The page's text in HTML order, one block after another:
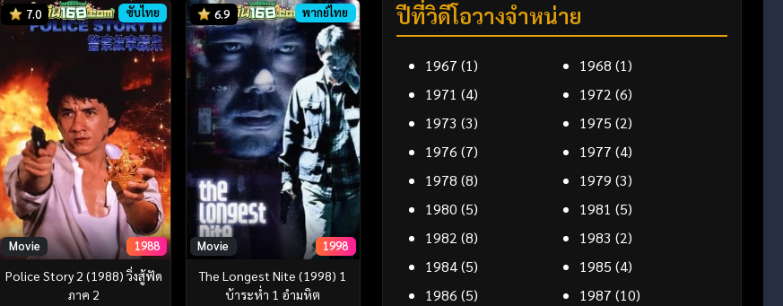
7.0 ซับไทย
Movie 1988
Police Story 2 (1988) วิ่งสู้ฟัด
ภาค 2
6.9 พากย์ไทย
Movie 1998
The Longest Nite (1998) 1
บ้าระห่ำ 1 อำมหิต
ปีที่วิดีโอวางจำหน่าย
1967 (1) 1968 (1)
1971 (4) 1972 (6)
1973 (3) 1975 (2)
1976 (7) 1977 (4)
1978 (8) 1979 (3)
1980 (5) 1981 (5)
1982 (8) 1983 (2)
1984(5) 1985 (4)
1986 (5) 1987 (10)